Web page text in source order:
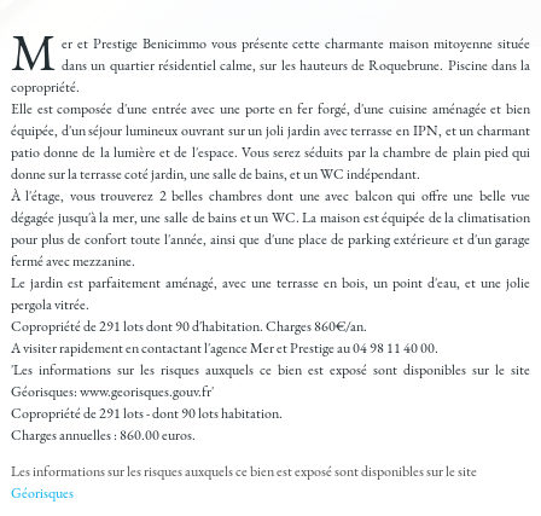
M er et Prestige Benicimmo vous présente cette charmante maison mitoyenne située
dans un quartier résidentiel calme, sur les hauteurs de Roquebrune. Piscine dans la
copropriété.
Elle est composée d'une entrée avec une porte en fer forgé, d'une cuisine aménagée et bien
équipée, d'un séjour lumineux ouvrant sur un joli jardin avec terrasse en IPN, et un charmant
patio donne de la lumière et de l'espace. Vous serez séduits par la chambre de plain pied qui
donne sur la terrasse coté jardin, une salle de bains, et un WC indépendant.
À l'étage, vous trouverez 2 belles chambres dont une avec balcon qui offre une belle vue
dégagée jusqu'à la mer, une salle de bains et un WC. La maison est équipée de la climatisation
pour plus de confort toute l'année, ainsi que d'une place de parking extérieure et d'un garage
fermé avec mezzanine.
Le jardin est parfaitement aménagé, avec une terrasse en bois, un point d'eau, et une jolie
pergola vitrée.
Copropriété de 291 lots dont 90 d'habitation. Charges 860€/an.
A visiter rapidement en contactant l'agence Mer et Prestige au 04 98 11 40 00.
'Les informations sur les risques auxquels ce bien est exposé sont disponibles sur le site
Géorisques: www.georisques.gouv.fr'
Copropriété de 291 lots - dont 90 lots habitation.
Charges annuelles : 860.00 euros.
Les informations sur les risques auxquels ce bien est exposé sont disponibles sur le site
Géorisques